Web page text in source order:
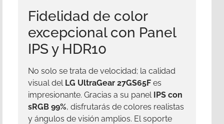
Fidelidad de color
excepcional con Panel
IPS y HDR10
No solo se trata de velocidad; la calidad
visual del LG UltraGear 27GS65F es
impresionante. Gracias a su panel IPS con
sRGB 99%, disfrutarás de colores realistas
y ángulos de visión amplios. El soporte